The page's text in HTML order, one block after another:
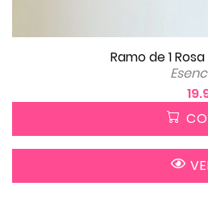
Ramo de 1